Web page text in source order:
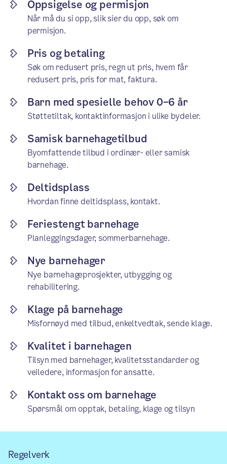
Oppsigelse og permisjon
Når må du si opp, slik sier du opp, søk om
permisjon.
Pris og betaling
Søk om redusert pris, regn ut pris, hvem får
redusert pris, pris for mat, faktura.
Barn med spesielle behov 0–6 år
Støttetiltak, kontaktinformasjon i ulike bydeler.
Samisk barnehagetilbud
Byomfattende tilbud i ordinær- eller samisk
barnehage.
Deltidsplass
Hvordan finne deltidsplass, kontakt.
Feriestengt barnehage
Planleggingsdager, sommerbarnehage.
Nye barnehager
Nye barnehageprosjekter, utbygging og
rehabilitering.
Klage på barnehage
Misfornøyd med tilbud, enkeltvedtak, sende klage.
Kvalitet i barnehagen
Tilsyn med barnehager, kvalitetsstandarder og
veiledere, informasjon for ansatte.
Kontakt oss om barnehage
Spørsmål om opptak, betaling, klage og tilsyn
Regelverk